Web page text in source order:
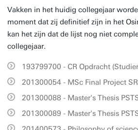
Vakken in het huidig collegejaar
moment dat zij definitief zijn in het
kan het zijn dat de lijst nog niet
collegejaar.
193799700 - CR Opdracht
201300054 - MSc Final Project
201300088 - Master's Thesis
201300089 - Master's Thesis